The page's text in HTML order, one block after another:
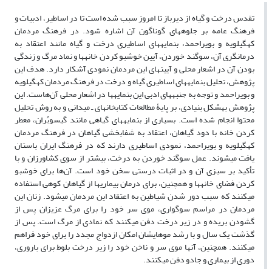
تقدس درخت و گیاه از دیرباز تا امروز سبب شده است تا در اساطیر، ادبیات و
فرهنگ ‌عامه بر جلوه­های گوناگون آن اشاره شود. در فرهنگ مردمان
کهگیلویه ­و بویراحمد، بن­مایه­های اساطیری درخت و گیاه مانند اعتقاد به
درمانگری آن، سوگند خوردن، آیین خوشبو کردن خانه­ها و نماد مرگ و زندگی
بودن آن در اشعار محلی و آیین­های این مردمان نمودی آشکار دارد. هدف این
پژوهش، تحلیل بن­مایه­های اساطیری گیاه و درخت در فرهنگ مردمانکهگیلویه
­و بویراحمدو توجه به جنبه­های ادبی این بن­مایه­ها در اشعار محلی آن‌هاست.این
پژوهش به­شکل بنیادی، بر پایۀ مطالعات کتابخانه­ای ـ میدانی و به روش تحلیل
محتوا انجام ‌شده است. بسیاری از بن­مایه­های گیاهی مانند گیسو­بُران، معطر
کردن خانه با دود گیاهان، اعتقاد به شفابخشی گیاهاندر فرهنگ مردمان
کهگیلویه ­و بویراحمد، نمودی اساطیری دارند که در فرهنگ ایران باستان
یافت می­شوند.عمل سوگند خوردن به درخت، بیشتر از سوی کشاورزان و با
تأکید بر سبزی آن و در اثبات درستی سخن خود است. آن‌ها برای خوشبو
کردن فضای خانه­ها و همچنین، برای درمان بیماری­ها از گیاهان کوهی استفاده
می­کنند که سبب دور شدن شیاطین به اعتقاد این مردمان می­شود.زنان این
مردمان در مراسم سوگواری، موی سر خود را برای مرگ عزیزان پس از
گشودن بریده و در زیر درخت دفن می­کنند که نمادی از مرگ است. پس از
گذشت یک سال و با رشد موهایشان امکان ازدواج مجدد را برای خود فراهم
می­کنند. همچنین، آن­ها موی سر و ناخن خود را زیر درخت بلوط برای باروری،
دوری از بیماری و جادو دفن می­کنند.